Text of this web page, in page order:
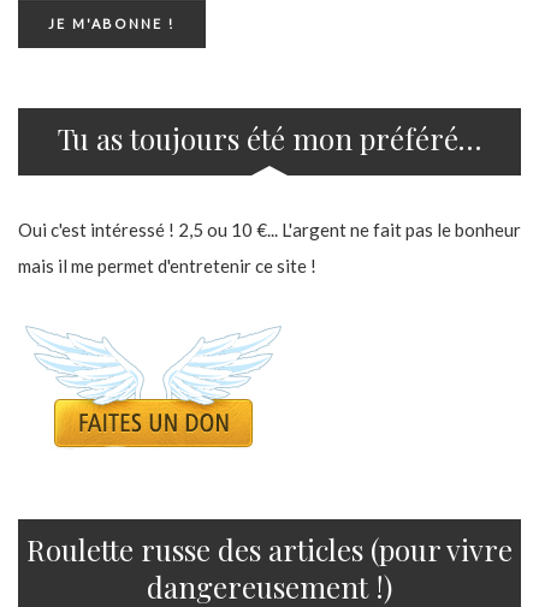
Tu as toujours été mon préféré…
Oui c'est intéressé ! 2,5 ou 10 €... L'argent ne fait pas le bonheur
mais il me permet d'entretenir ce site !
Roulette russe des articles (pour vivre
dangereusement !)